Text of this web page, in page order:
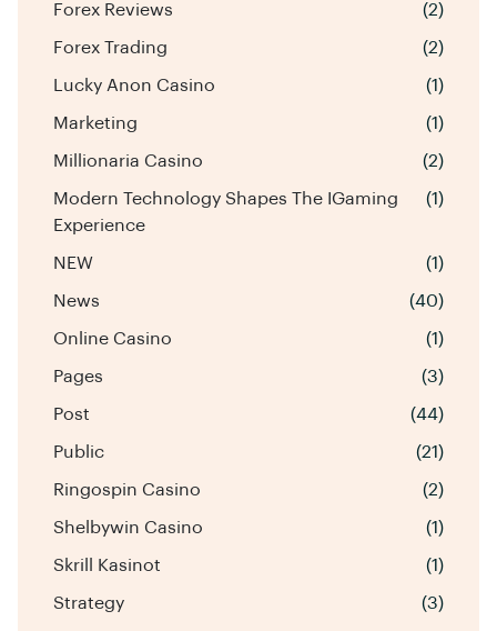
Forex Reviews (2)
Forex Trading (2)
Lucky Anon Casino (1)
Marketing (1)
Millionaria Casino (2)
Modern Technology Shapes The IGaming
Experience
(1)
NEW (1)
News (40)
Online Casino (1)
Pages (3)
Post (44)
Public (21)
Ringospin Casino (2)
Shelbywin Casino (1)
Skrill Kasinot (1)
Strategy (3)